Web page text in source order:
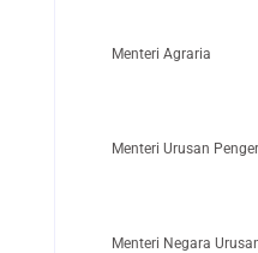
Menteri Agraria
Menteri Urusan
Menteri Negara